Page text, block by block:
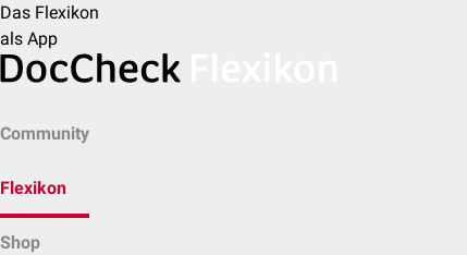
Das Flexikon
als App
Community
Flexikon
Shop